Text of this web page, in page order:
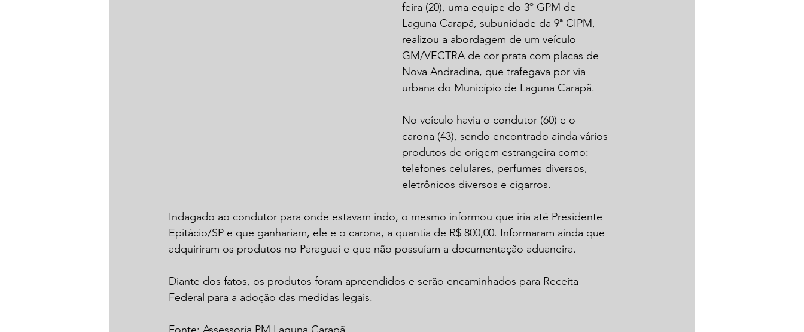
feira (20), uma equipe do 3º GPM de
Laguna Carapã, subunidade da 9ª CIPM,
realizou a abordagem de um veículo
GM/VECTRA de cor prata com placas de
Nova Andradina, que trafegava por via
urbana do Município de Laguna Carapã.
No veículo havia o condutor (60) e o
carona (43), sendo encontrado ainda vários
produtos de origem estrangeira como:
telefones celulares, perfumes diversos,
eletrônicos diversos e cigarros.
Indagado ao condutor para onde estavam indo, o mesmo informou que iria até Presidente
Epitácio/SP e que ganhariam, ele e o carona, a quantia de R$ 800,00. Informaram ainda que
adquiriram os produtos no Paraguai e que não possuíam a documentação aduaneira.
Diante dos fatos, os produtos foram apreendidos e serão encaminhados para Receita
Federal para a adoção das medidas legais.